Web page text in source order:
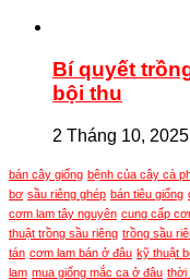
Bí quyết
bội thu
2 Tháng 10, 2025
bán cây giống bệnh của cây cà
bơ sầu riêng ghép bán tiêu giống
cơm lam tây nguyên cung cấp
thuật trồng sầu riêng trồng sầu
tán cơm lam bán ở đâu kỹ thuật
lam mua giống mắc ca ở đâu thời